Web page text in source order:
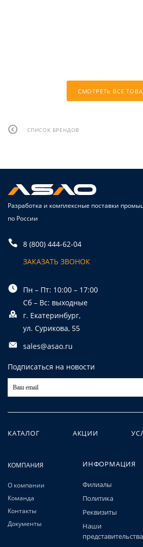
СМОТРЕТЬ ВСЕ
СПИСОК БРЕНДОВ
Разработка и комплексные поставки
по России
8 (800) 444-62-04
ЗАКАЗАТЬ ЗВОНОК
Пн – Пт: 10:00 – 17:00
Сб – Вс: выходные
г. Екатеринбург,
ул. Сурикова, 55
sales@asao.ru
Подписаться на новости
КАТАЛОГ АКЦИИ
КОМПАНИЯ
О компании
Команда
Контакты
Документы
ИНФОРМАЦИЯ
Филиалы
Политика
Реквизиты
Наши
представительства